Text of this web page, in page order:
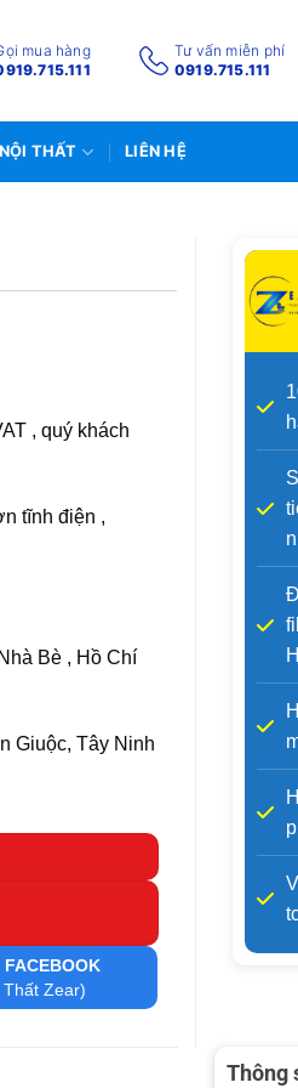
mua hàng
Tư vấn miễn phí
0919.715.111
THẤT LIÊN HỆ
, quý khách
tĩnh điện ,
Bè , Hồ Chí
Giuộc, Tây Ninh
FACEBOOK
Thất Zear)
Thông